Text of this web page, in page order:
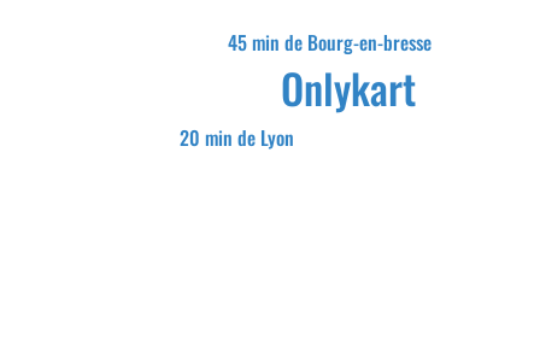
20 min de Lyon
Onlykart
45 min de Bourg-en-bresse